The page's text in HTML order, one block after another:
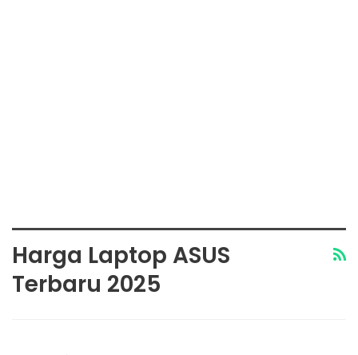
Harga Laptop ASUS
Terbaru 2025